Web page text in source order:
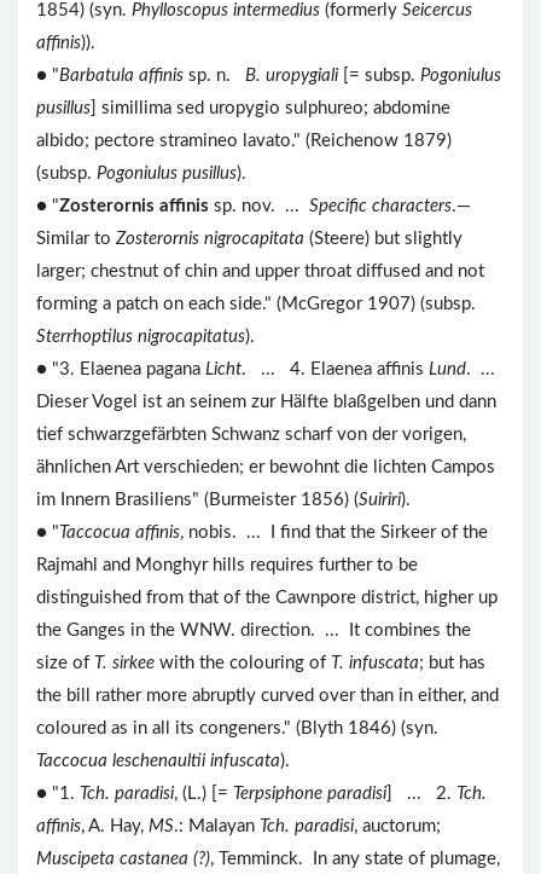
1854) (syn. Phylloscopus intermedius (formerly Seicercus
affinis)).
● "Barbatula affinis sp. n. B. uropygiali [= subsp. Pogoniulus
pusillus ] simillima sed uropygio sulphureo; abdomine
albido; pectore stramineo lavato." (Reichenow 1879)
(subsp. Pogoniulus pusillus).
● "Zosterornis affinis sp. nov. ... Specific characters.—
Similar to Zosterornis nigrocapitata (Steere) but slightly
larger; chestnut of chin and upper throat diffused and not
forming a patch on each side." (McGregor 1907) (subsp.
Sterrhoptilus nigrocapitatus).
● "3. Elaenea pagana Licht. ... 4. Elaenea affinis Lund. ...
Dieser Vogel ist an seinem zur Hälfte blaßgelben und dann
tief schwarzgefärbten Schwanz scharf von der vorigen,
ähnlichen Art verschieden; er bewohnt die lichten Campos
im Innern Brasiliens" (Burmeister 1856) (Suiriri).
● " Taccocua affinis, nobis. ... I find that the Sirkeer of the
Rajmahl and Monghyr hills requires further to be
distinguished from that of the Cawnpore district, higher up
the Ganges in the WNW. direction. ... It combines the
size of T. sirkee with the colouring of T. infuscata; but has
the bill rather more abruptly curved over than in either, and
coloured as in all its congeners." (Blyth 1846) (syn.
Taccocua leschenaultii infuscata).
● "1. Tch. paradisi, (L.) [= Terpsiphone paradisi ] ... 2. Tch.
affinis, A. Hay, MS.: Malayan Tch. paradisi, auctorum;
Muscipeta castanea (?), Temminck. In any state of plumage,